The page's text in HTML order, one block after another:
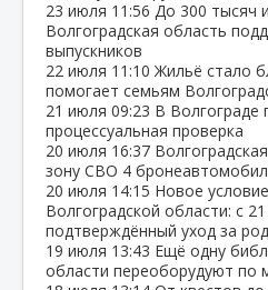
23 июля 11:56 До 300 тысяч
Волгоградская область
выпускников
22 июля 11:10 Жильё стало
помогает семьям
21 июля 09:23 В Волгограде
процессуальная проверка
20 июля 16:37
зону СВО 4
20 июля 14:15 Новое
Волгоградской области: с
подтверждённый уход за
19 июля 13:43 Ещё одну
области переоборудуют по